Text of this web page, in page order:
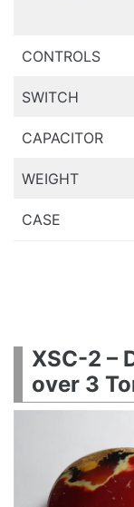
CONTROLS
SWITCH
CAPACITOR
WEIGHT
CASE
XSC-2 –
over 3